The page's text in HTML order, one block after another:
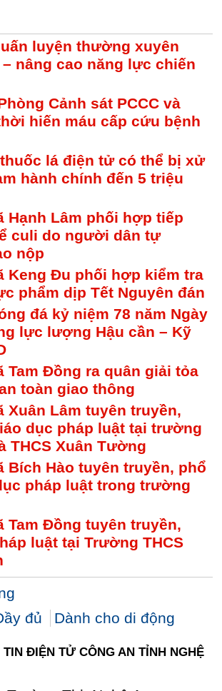
luyện thường xuyên
nâng cao năng lực chiến
Cảnh sát PCCC và
hiến máu cấp cứu bệnh
lá điện tử có thể bị xử
hành chính đến 5 triệu
Hạnh Lâm phối hợp tiếp
culi do người dân tự
nộp
Keng Đu phối hợp kiểm tra
phẩm dịp Tết Nguyên đán
đá kỷ niệm 78 năm Ngày
lực lượng Hậu cần – Kỹ
Tam Đồng ra quân giải tỏa
toàn giao thông
Xuân Lâm tuyên truyền,
dục pháp luật tại trường
THCS Xuân Tường
Bích Hào tuyên truyền, phổ
pháp luật trong trường
Tam Đồng tuyên truyền,
luật tại Trường THCS
đủ Dành cho di động
TIN ĐIỆN TỬ CÔNG AN TỈNH NGHỆ